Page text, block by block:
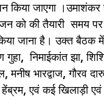
किया जाएगा
को की तैयारी  समय
जाना है। उक्त बैठक में
निमाईकांत झा,
भारद्वाज, गौरव
एवं कई खिलाड़ी